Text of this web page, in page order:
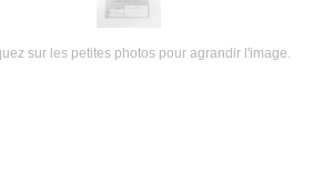
sur les petites photos pour agrandir l'image.